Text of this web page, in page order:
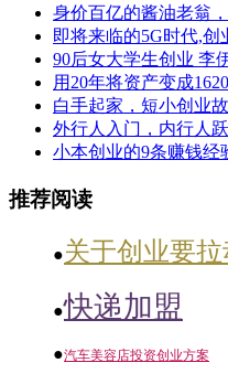
身价百亿的酱油老翁
即将来临的5G时代,创
90后女大学生创业 李
用20年将资产变成
白手起家，短小创业故
外行人入门，内行人
小本创业的9条赚钱经
推荐阅读
●关于创业要
●快递加盟
●汽车美容店投资创业方案